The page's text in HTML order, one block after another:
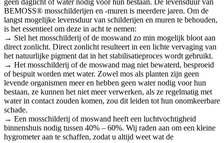
geen daglicht of water nodig voor hun bestaan. De levensduur van
BEMOSS® mosschilderijen en -muren is meerdere jaren. Om de
langst mogelijke levensduur van schilderijen en muren te behouden,
is het essentieel om deze in acht te nemen:
→ Stel het mosschilderij of de moswand zo min mogelijk bloot aan
direct zonlicht. Direct zonlicht resulteert in een lichte vervaging van
het natuurlijke pigment dat in het stabilisatieproces wordt gebruikt.
→ Het mosschilderij of de moswand mag niet bewaterd, besproeid
of bespuit worden met water. Zowel mos als planten zijn geen
levende organismen meer en hebben geen water nodig voor hun
bestaan, ze kunnen het niet meer verwerken, als ze regelmatig met
water in contact zouden komen, zou dit leiden tot hun onomkeerbare
schade.
→ Een mosschilderij of moswand heeft een luchtvochtigheid
binnenshuis nodig tussen 40% – 60%. Wij raden aan om een kleine
hygrometer aan te schaffen, zodat u altijd weet wat de